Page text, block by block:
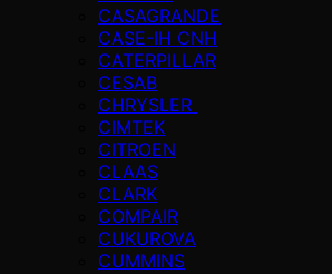
CASAGRANDE
CASE-IH CNH
CATERPILLAR
CESAB
CHRYSLER
CIMTEK
CITROEN
CLAAS
CLARK
COMPAIR
CUKUROVA
CUMMINS